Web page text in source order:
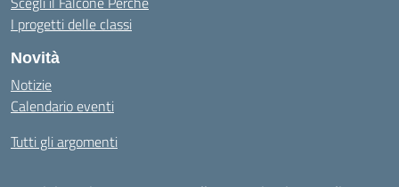
I progetti delle classi
Novità
Notizie
Calendario eventi
Tutti gli argomenti